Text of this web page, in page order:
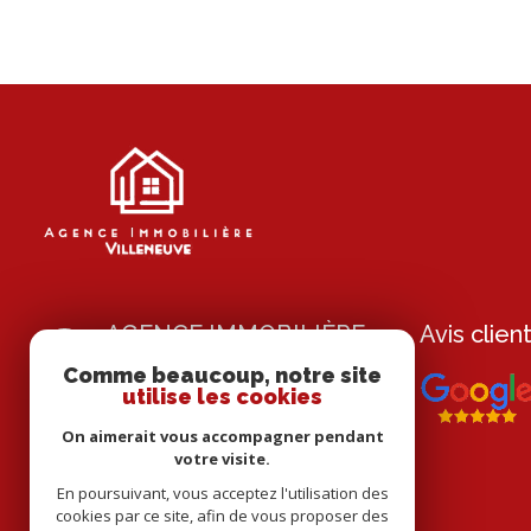
AGENCE IMMOBILIÈRE
DE VILLENEUVE
immovilleneuve12@gmail.com
12260 Villeneuve
Avis
Comme beaucoup, notre site
utilise les cookies
On aimerait vous accompagner pendant
votre visite.
En poursuivant, vous acceptez l'utilisation des
cookies par ce site, afin de vous proposer des